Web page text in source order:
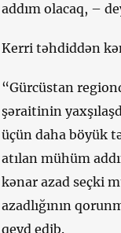
addım olacaq, –
Kerri təhdiddən
“Gürcüstan
şəraitinin
üçün daha böyük
atılan mühüm
kənar azad seçki
azadlığının
qeyd edib.